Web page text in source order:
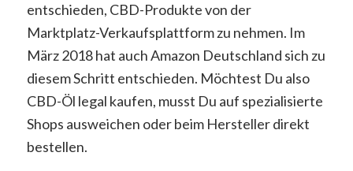
entschieden, CBD-Produkte von der
Marktplatz-Verkaufsplattform zu nehmen. Im
März 2018 hat auch Amazon Deutschland sich zu
diesem Schritt entschieden. Möchtest Du also
CBD-Öl legal kaufen, musst Du auf spezialisierte
Shops ausweichen oder beim Hersteller direkt
bestellen.